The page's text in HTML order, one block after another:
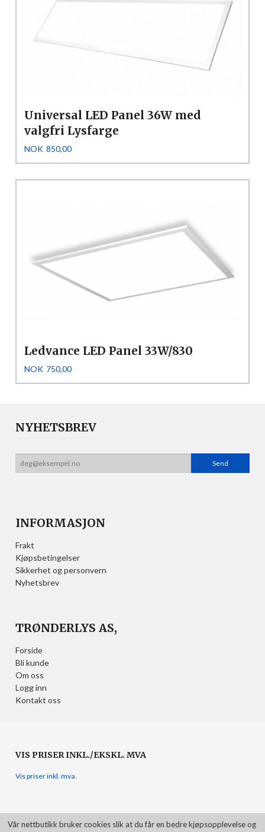
Universal LED Panel 36W med
valgfri Lysfarge
Tilbud
NOK 850,00Rabatt
Ledvance LED Panel 33W/830
Pris
NOK 750,00
NYHETSBREV
INFORMASJON
Frakt
Kjøpsbetingelser
Sikkerhet og personvern
Nyhetsbrev
TRØNDERLYS AS,
Forside
Bli kunde
Om oss
Logg inn
Kontakt oss
VIS PRISER INKL./EKSKL. MVA
Vis priser inkl. mva.
Vår nettbutikk bruker cookies slik at du får en bedre kjøpsopplevelse og